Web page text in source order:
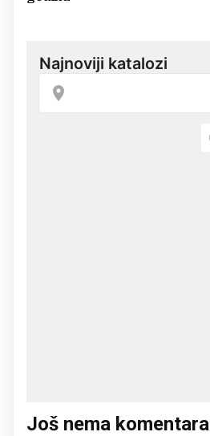
Još nema komentara